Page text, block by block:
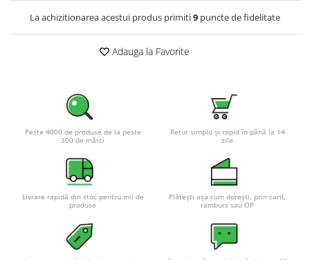
La achizitionarea acestui produs primiti9 puncte de fidelitate
Adauga la Favorite
Peste 4000 de produse de la peste
300 de mărci
Retur simplu și rapid în până la 14
zile
Livrare rapidă din stoc pentru mii de
produse
Plătești așa cum dorești, prin card,
ramburs sau OP